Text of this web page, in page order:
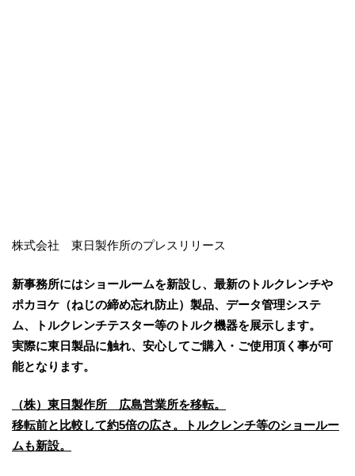
株式会社 東日製作所のプレスリリース
新事務所にはショールームを新設し、最新のトルクレンチや
ポカヨケ（ねじの締め忘れ防止）製品、データ管理システ
ム、トルクレンチテスター等のトルク機器を展示します。
実際に東日製品に触れ、安心してご購入・ご使用頂く事が可
能となります。
（株）東日製作所 広島営業所を移転。
移転前と比較して約5倍の広さ。トルクレンチ等のショールー
ムも新設。